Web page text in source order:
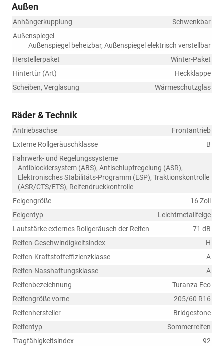
Außen
Anhängerkupplung
Schwenkbar
Außenspiegel
Außenspiegel beheizbar, Außenspiegel elektrisch verstellbar
Herstellerpaket
Winter-Paket
Hintertür (Art)
Heckklappe
Scheiben, Verglasung
Wärmeschutzglas
Räder & Technik
Antriebsachse
Frontantrieb
Externe Rollgeräuschklasse
B
Fahrwerk- und Regelungssysteme
Antiblockiersystem (ABS), Antischlupfregelung (ASR),
Elektronisches Stabilitäts-Programm (ESP), Traktionskontrolle
(ASR/CTS/ETS), Reifendruckkontrolle
Felgengröße
16 Zoll
Felgentyp
Leichtmetallfelge
Lautstärke externes Rollgeräusch der Reifen
71 dB
Reifen-Geschwindigkeitsindex
H
Reifen-Kraftstoffeffizienzklasse
A
Reifen-Nasshaftungsklasse
A
Reifenbezeichnung
Turanza Eco
Reifengröße vorne
205/60 R16
Reifenhersteller
Bridgestone
Reifentyp
Sommerreifen
Tragfähigkeitsindex
92